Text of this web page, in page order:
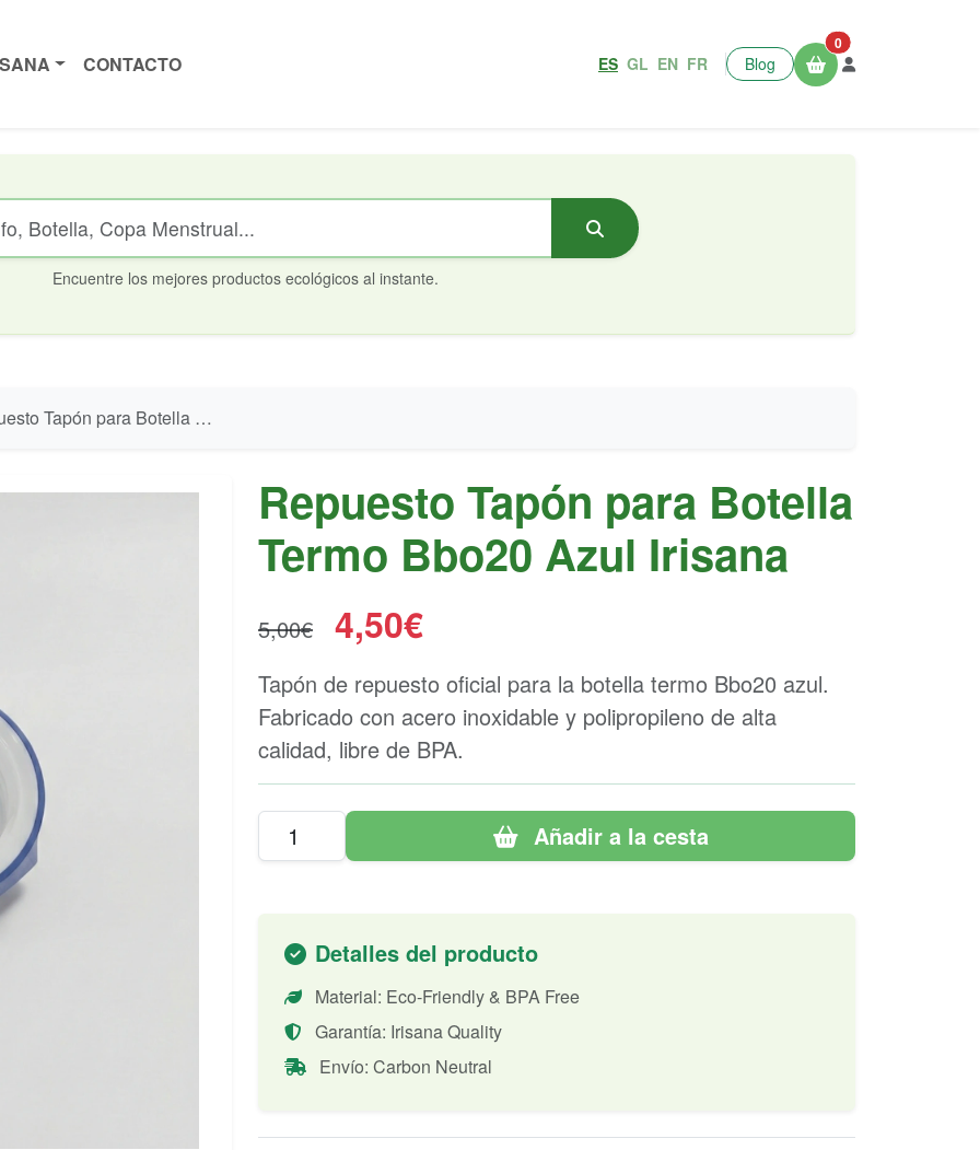
CONTACTO ES GL EN FR Blog
0
Encuentre los mejores productos ecológicos al instante.
Tapón para Botella Termo Bbo20 Azul Irisana
Repuesto Tapón para Botella
Termo Bbo20 Azul Irisana
5,00€ 4,50€
Tapón de repuesto oficial para la botella termo Bbo20 azul.
Fabricado con acero inoxidable y polipropileno de alta
calidad, libre de BPA.
Añadir a la cesta
Detalles del producto
Material: Eco-Friendly & BPA Free
Garantía: Irisana Quality
Envío: Carbon Neutral